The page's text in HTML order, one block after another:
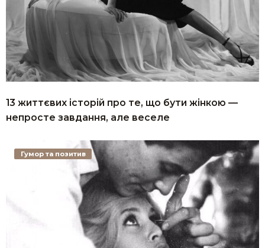
13 життєвих історій про те, що бути жінкою —
непросте завдання, але веселе
Гумор та позитив